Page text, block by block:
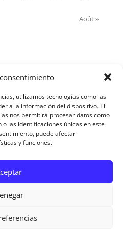
utilizamos tecnologías como las
a la información del dispositivo. El
nos permitirá procesar datos como
las identificaciones únicas en este
puede afectar
y funciones.
Août »
Contre toute attente. Commentaire
attente. Commentaire pour les